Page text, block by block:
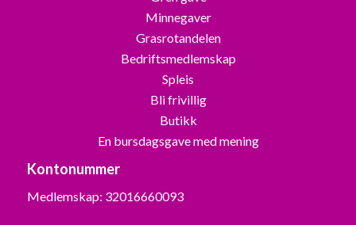
Minnegaver
Grasrotandelen
Bedriftsmedlemskap
Spleis
Bli frivillig
Butikk
En bursdagsgave med mening
Kontonummer
Medlemskap: 32016660093